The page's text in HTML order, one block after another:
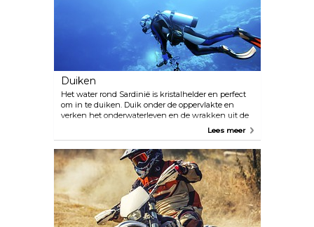
Duiken
Het water rond Sardinië is kristalhelder en perfect
om in te duiken. Duik onder de oppervlakte en
verken het onderwaterleven en de wrakken uit de
Romeinse tijd en beide wereldoorlogen. In de
exclusief duikcentrum, Diving Porto Conte, dat 300
ligplaatsen heeft. Tot de faciliteiten behoren een
pizzarestaurant en bar, goed uitgeruste badkamers
en warme douches, en voldoende parkeerplaatsen.
Lees meer